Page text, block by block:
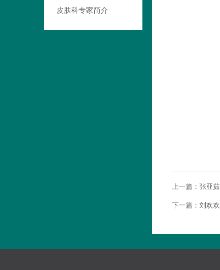
皮肤科专家简介
上一篇： 张亚茹
下一篇： 刘欢欢